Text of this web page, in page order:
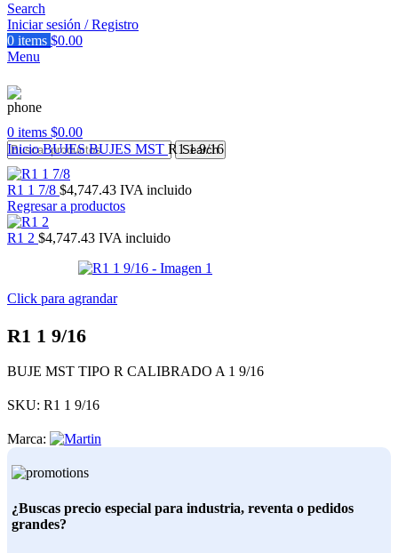
Search
Iniciar sesión / Registro
0 items $0.00
Menu
0 items $0.00
Search
InicioBUJESBUJES MST R1 1 9/16
R1 1 7/8 $4,747.43 IVA incluido
Regresar a productos
R1 2 $4,747.43 IVA incluido
Click para agrandar
R1 1 9/16
BUJE MST TIPO R CALIBRADO A 1 9/16
SKU: R1 1 9/16
Marca:
¿Buscas precio especial para industria, reventa o pedidos
grandes?